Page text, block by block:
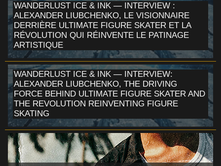
WANDERLUST ICE & INK — INTERVIEW :
ALEXANDER LIUBCHENKO, LE VISIONNAIRE
DERRIÈRE ULTIMATE FIGURE SKATER ET LA
RÉVOLUTION QUI RÉINVENTE LE PATINAGE
ARTISTIQUE
WANDERLUST ICE & INK — INTERVIEW:
ALEXANDER LIUBCHENKO, THE DRIVING
FORCE BEHIND ULTIMATE FIGURE SKATER AND
THE REVOLUTION REINVENTING FIGURE
SKATING